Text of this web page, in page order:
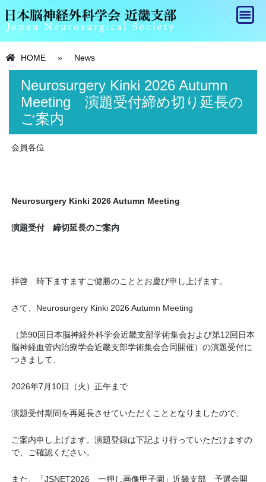
HOME » News
Neurosurgery Kinki 2026 Autumn
Meeting 演題受付締め切り延長の
ご案内
会員各位
Neurosurgery Kinki 2026 Autumn Meeting
演題受付 締切延長のご案内
拝啓 時下ますますご健勝のこととお慶び申し上げます。
さて、 Neurosurgery Kinki 2026 Autumn Meeting
（第90回日本脳神経外科学会近畿支部学術集会および第12回日本
脳神経血管内治療学会近畿支部学術集会合同開催）の演題受付に
つきまして、
2026年7 月 10日（火）正午まで
演題受付期間を再延長させていただくこととなりましたので、
ご案内申し上げます。演題登録は下記より行っていただけますの
で、ご確認ください。
また、「JSNET2026 一押し画像甲子園」近畿支部 予選会開